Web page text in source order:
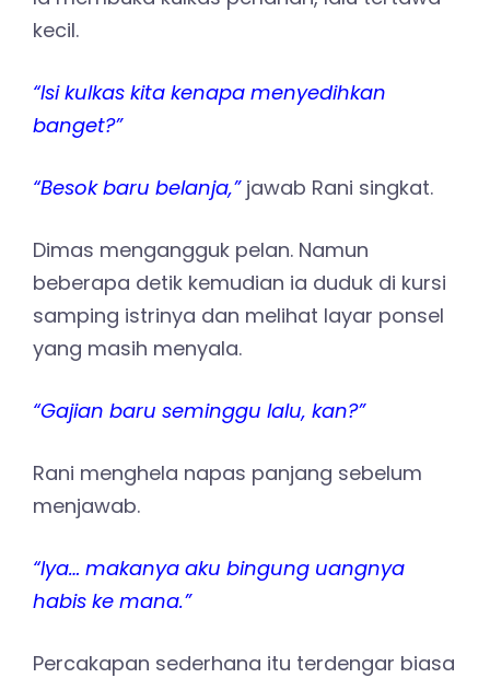
kecil.
“Isi kulkas kita kenapa menyedihkan
banget?”
“Besok baru belanja,”jawab Rani singkat.
Dimas mengangguk pelan. Namun
beberapa detik kemudian ia duduk di kursi
samping istrinya dan melihat layar ponsel
yang masih menyala.
“Gajian baru seminggu lalu, kan?”
Rani menghela napas panjang sebelum
menjawab.
“Iya… makanya aku bingung uangnya
habis ke mana.”
Percakapan sederhana itu terdengar biasa